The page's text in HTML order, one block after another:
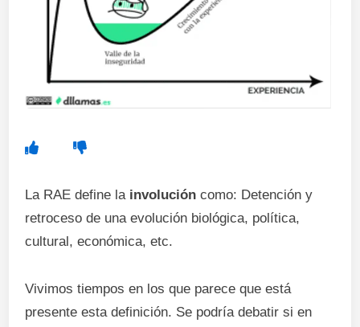
La RAE define la involución como: Detención y
retroceso de una evolución biológica, política,
cultural, económica, etc.
Vivimos tiempos en los que parece que está
presente esta definición. Se podría debatir si en